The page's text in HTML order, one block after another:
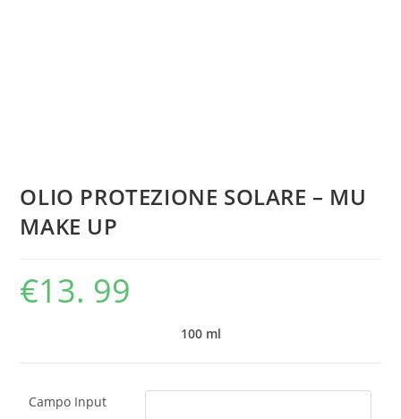
OLIO PROTEZIONE SOLARE – MU
MAKE UP
€13. 99
100 ml
Campo Input